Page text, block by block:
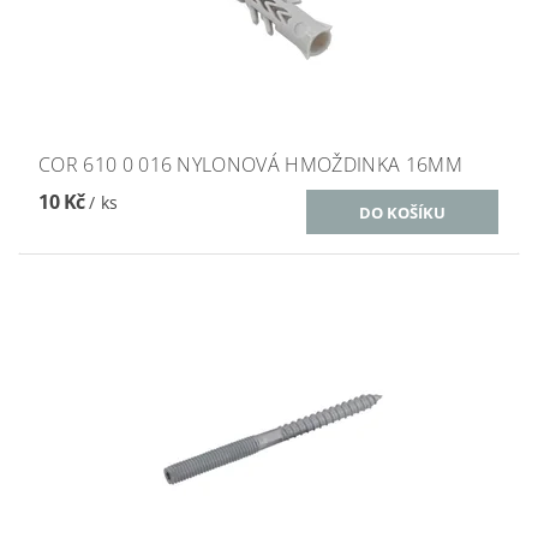
COR 610 0 016 NYLONOVÁ HMOŽDINKA 16MM
10 Kč/ ks